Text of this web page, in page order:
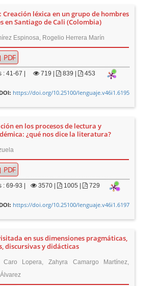
Creación léxica en un grupo de hombres
en Santiago de Cali (Colombia)
Espinosa, Rogelio Herrera Marín
PDF
: 41-67 | 719 | 839 | 453
https://doi.org/10.25100/lenguaje.v46i1.6195
en los procesos de lectura y
¿qué nos dice la literatura?
PDF
: 69-93 | 3570 | 1005 | 729
https://doi.org/10.25100/lenguaje.v46i1.6197
en sus dimensiones pragmáticas,
discursivas y didácticas
Lopera, Zahyra Camargo Martínez,